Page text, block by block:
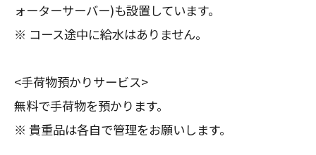
ォーターサーバー)も設置しています。
※ コース途中に給水はありません。
<手荷物預かりサービス>
無料で手荷物を預かります。
※ 貴重品は各自で管理をお願いします。